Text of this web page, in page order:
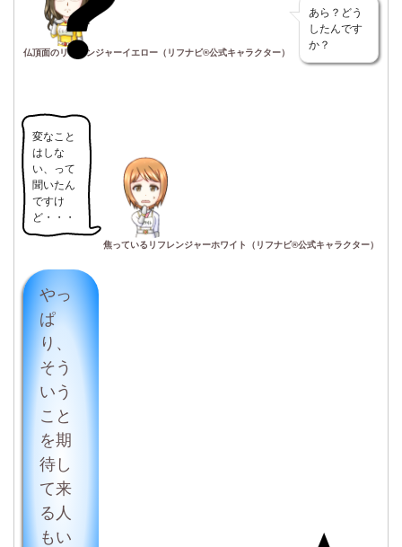
仏頂面のリフレンジャーイエロー（リフナビ®公式キャラクター）
あら？どう
したんです
か？
変なこと
はしな
い、って
聞いたん
ですけ
ど・・・
焦っているリフレンジャーホワイト（リフナビ®公式キャラクター）
やっ
ぱ
り、
そう
いう
こと
を期
待し
て来
る人
もい